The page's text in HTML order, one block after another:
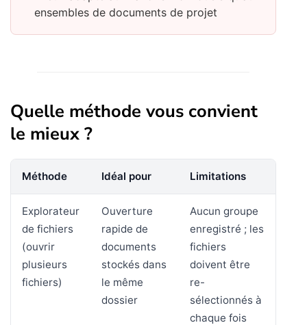
ensembles de documents de projet
Quelle méthode vous convient
le mieux ?
Méthode Idéal pour Limitations
Explorateur
de fichiers
(ouvrir
plusieurs
fichiers)
Ouverture
rapide de
documents
stockés dans
le même
dossier
Aucun groupe
enregistré ; les
fichiers
doivent être
re-
sélectionnés à
chaque fois